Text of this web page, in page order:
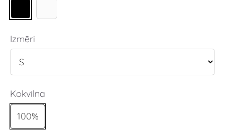
Izmēri
Kokvilna
100%